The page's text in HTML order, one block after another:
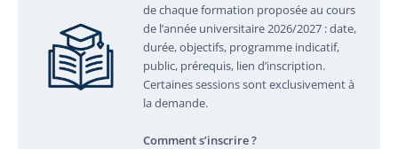
de chaque formation proposée au cours
de l’année universitaire 2026/2027 : date,
durée, objectifs, programme indicatif,
public, prérequis, lien d’inscription.
Certaines sessions sont exclusivement à
la demande.
Comment s’inscrire ?